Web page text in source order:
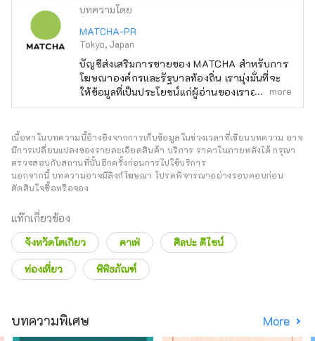
บทความโดย
MATCHA-PR
Tokyo, Japan
บัญชีส่งเสริมการขายของ MATCHA สำหรับการ
โฆษณาองค์กรและรัฐบาลท้องถิ่น เรามุ่งมั่นที่จะ
ให้ข้อมูลที่เป็นประโยชน์แก่ผู้อ่านของเราอย่าง
สนุกสนาน
more
เนื้อหาในบทความนี้อ้างอิงจากการเก็บข้อมูลในช่วงเวลาที่เขียนบทความ อาจ
มีการเปลี่ยนแปลงของรายละเอียดสินค้า บริการ ราคาในภายหลังได้ กรุณา
ตรวจสอบกับสถานที่นั้นอีกครั้งก่อนการไปใช้บริการ
นอกจากนี้ บทความอาจมีลิงก์โฆษณา โปรดพิจารณาอย่างรอบคอบก่อน
ตัดสินใจซื้อหรือจอง
แท๊กเกี่ยวข้อง
จังหวัดโตเกียว คาเฟ่
ศิลปะ ดีไซน์
ท่องเที่ยว
พิพิธภัณฑ์
บทความพิเศษ More